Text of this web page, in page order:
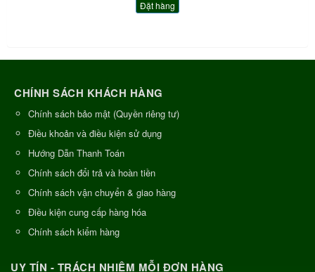
Đặt hàng
CHÍNH SÁCH KHÁCH HÀNG
Chính sách bảo mật (Quyền riêng tư)
Điều khoản và điều kiện sử dụng
Hướng Dẫn Thanh Toán
Chính sách đổi trả và hoàn tiền
Chính sách vận chuyển & giao hàng
Điều kiện cung cấp hàng hóa
Chính sách kiểm hàng
UY TÍN - TRÁCH NHIỆM MỖI ĐƠN HÀNG